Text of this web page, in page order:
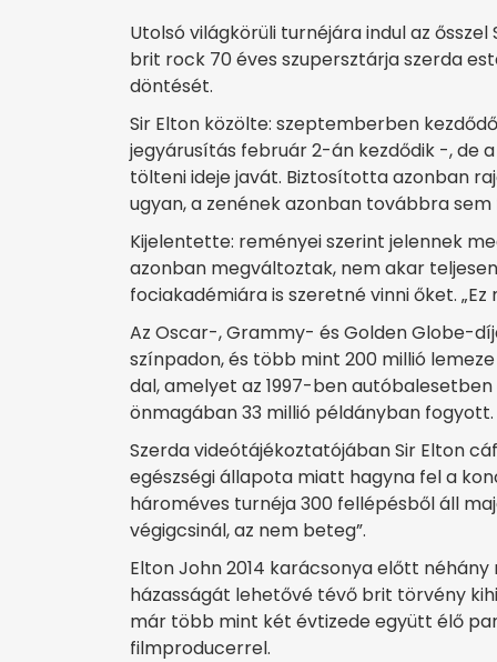
Utolsó világkörüli turnéjára indul az
brit rock 70 éves szupersztárja szerda
döntését.
Sir Elton közölte: szeptemberben
jegyárusítás február 2-án kezdődik -, de
tölteni ideje javát. Biztosította azonban
ugyan, a zenének azonban továbbra
Kijelentette: reményei szerint jelennek
azonban megváltoztak, nem akar
fociakadémiára is szeretné vinni őket.
Az Oscar-, Grammy- és Golden Globe-
színpadon, és több mint 200 millió
dal, amelyet az 1997-ben
önmagában 33 millió példányban fogyott.
Szerda videótájékoztatójában Sir Elton
egészségi állapota miatt hagyna fel a
hároméves turnéja 300 fellépésből áll
végigcsinál, az nem beteg”.
Elton John 2014 karácsonya előtt
házasságát lehetővé tévő brit törvény
már több mint két évtizede együtt élő
filmproducerrel.